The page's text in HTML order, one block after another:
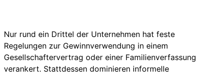
Nur rund ein Drittel der Unternehmen hat feste
Regelungen zur Gewinnverwendung in einem
Gesellschaftervertrag oder einer Familienverfassung
verankert. Stattdessen dominieren informelle